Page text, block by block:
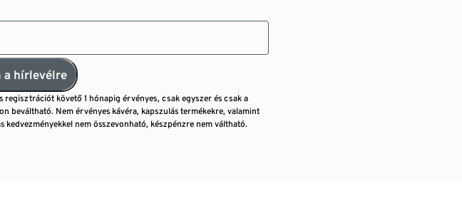
a hírlevélre
regisztrációt követő 1 hónapig érvényes, csak egyszer és csak a
beváltható. Nem érvényes kávéra, kapszulás termékekre, valamint
kedvezményekkel nem összevonható, készpénzre nem váltható.